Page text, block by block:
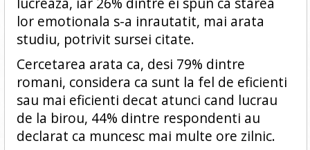
lor emotionala s-a inrautatit, mai arata
studiu, potrivit sursei citate.
Cercetarea arata ca, desi 79% dintre
romani, considera ca sunt la fel de eficienti
sau mai eficienti decat atunci cand lucrau
de la birou, 44% dintre respondenti au
declarat ca muncesc mai multe ore zilnic.